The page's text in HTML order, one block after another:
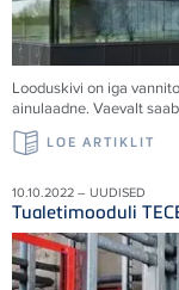
Looduskivi on iga
ainulaadne. Vaevalt
LOE ARTIKLIT
10.10.2022 – UUDISED
Tualetimooduli